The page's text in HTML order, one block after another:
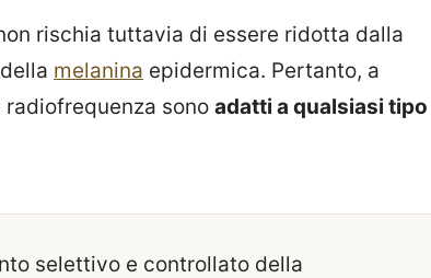
rischia tuttavia di essere ridotta dalla
melanina epidermica. Pertanto, a
sono adatti a qualsiasi tipo
selettivo e controllato della